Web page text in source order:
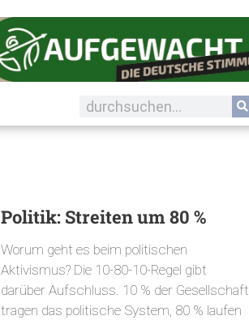
Politik: Streiten um 80 %
Worum geht es beim politischen
Aktivismus? Die 10-80-10-Regel gibt
darüber Aufschluss. 10 % der Gesellschaft
tragen das politische System, 80 % laufen